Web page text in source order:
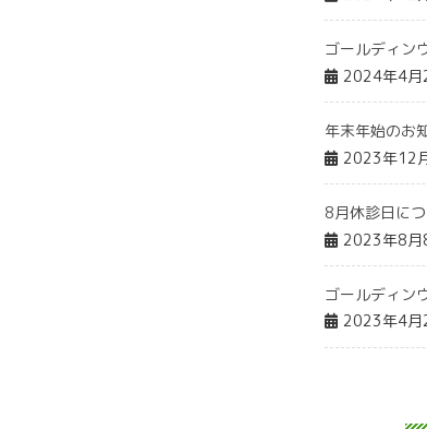
ゴールディン
2024年4月
年末年始のお
2023年12
8月休診日に
2023年8月
ゴールディン
2023年4月